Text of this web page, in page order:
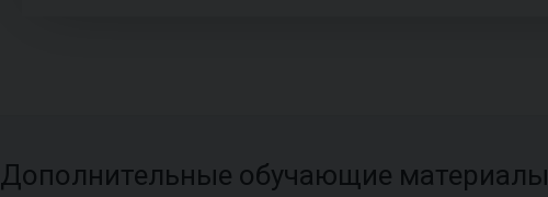
Дополнительные обучающие материалы